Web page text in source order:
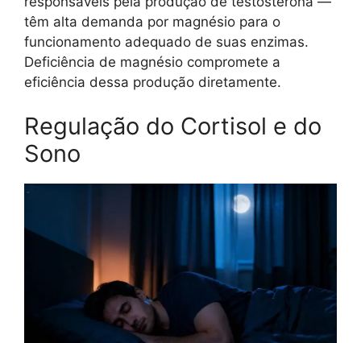
têm alta demanda por magnésio para o
funcionamento adequado de suas enzimas.
Deficiência de magnésio compromete a
eficiência dessa produção diretamente.
Regulação do Cortisol e do
Sono